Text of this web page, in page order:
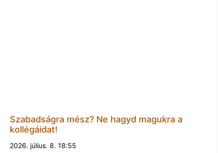
Szabadságra mész? Ne hagyd magukra a
kollégáidat!
2026. július. 8. 18:55